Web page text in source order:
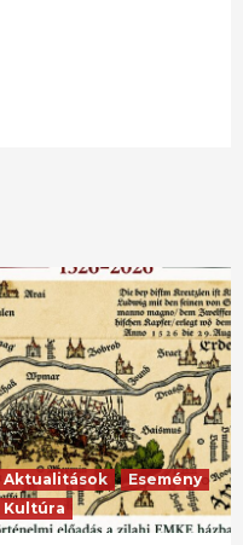
Aktualitások
Esemény
Kultúra